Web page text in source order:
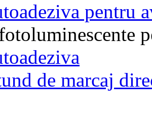
pentru
de marcaj